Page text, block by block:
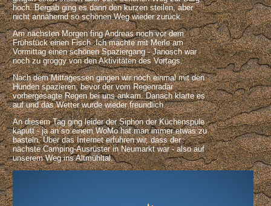
hoch. Bergab ging es dann den kurzen steilen, aber
nicht annähernd so schönen Weg wieder zurück.
Am nächsten Morgen fing Andreas noch vor dem
Frühstück einen Fisch. Ich machte mit Merle am
Vormittag einen schönen Spaziergang - Janosch war
noch zu groggy von den Aktivitäten des Vortags.
Nach dem Mittagessen gingen wir noch einmal mit den
Hunden spazieren, bevor der vom Regenradar
vorhergesagte Regen bei uns ankam. Danach klarte es
auf und das Wetter wurde wieder freundlich.
An diesem Tag ging leider der Siphon der Küchenspüle
kaputt - ja an so einem WoMo hat man immer etwas zu
basteln. Über das Internet erfuhren wir, dass der
nächste Camping-Ausrüster in Neumarkt war - also auf
unserem Weg ins Altmühltal.